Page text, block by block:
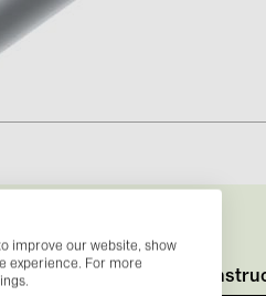
improve our website, show
experience. For more